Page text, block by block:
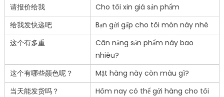
请报价给我
Cho tôi xin giá sản phẩm
给我发快递吧
Bạn gửi gấp cho tôi món này nhé
这个有多重
Cân nặng sản phẩm này bao
nhiêu?
这个有哪些颜色呢？
Mặt hàng này còn màu gì?
当天能发货吗？
Hôm nay có thể gửi hàng cho tôi